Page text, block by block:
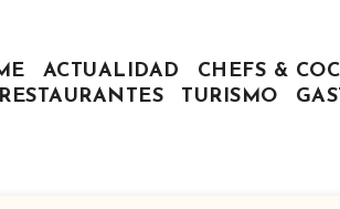
ACTUALIDAD CHEFS &
RESTAURANTES
TURISMO